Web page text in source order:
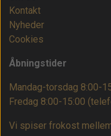
Kontakt
Nyheder
Cookies
Åbningstider
Mandag-torsdag 8:00-
Fredag 8:00-15:00
Vi spiser frokost